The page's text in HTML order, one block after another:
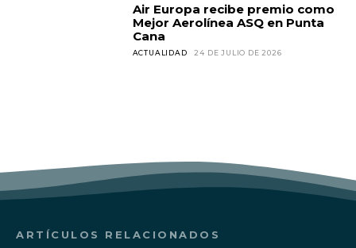
Air Europa recibe premio como
Mejor Aerolínea ASQ en Punta
Cana
ACTUALIDAD 24 DE JULIO DE 2026
ARTÍCULOS RELACIONADOS